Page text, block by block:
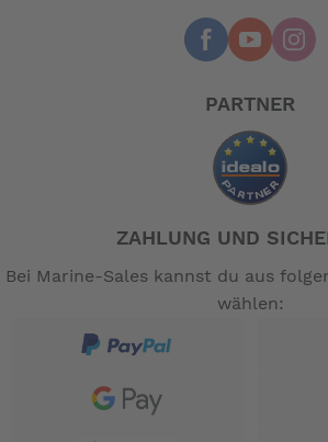
PARTNER
ZAHLUNG UND
Bei Marine-Sales kannst du aus
wählen: